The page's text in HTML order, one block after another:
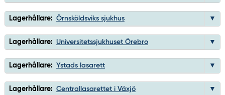
Lagerhållare: Örnsköldsviks sjukhus
Lagerhållare: Universitetssjukhuset Örebro
Lagerhållare: Ystads lasarett
Lagerhållare: Centrallasarettet i Växjö